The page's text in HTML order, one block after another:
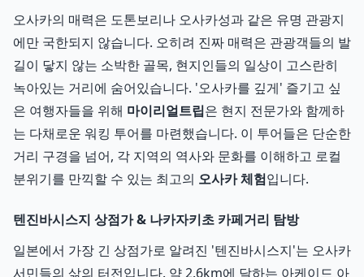
오사카의 매력은 도톤보리나 오사카성과 같은 유명 관광지
에만 국한되지 않습니다. 오히려 진짜 매력은 관광객들의 발
길이 닿지 않는 소박한 골목, 현지인들의 일상이 고스란히
녹아있는 거리에 숨어있습니다. '오사카를 깊게' 즐기고 싶
은 여행자들을 위해 마이리얼트립은 현지 전문가와 함께하
는 다채로운 워킹 투어를 마련했습니다. 이 투어들은 단순한
거리 구경을 넘어, 각 지역의 역사와 문화를 이해하고 로컬
분위기를 만끽할 수 있는 최고의 오사카 체험입니다.
텐진바시스지 상점가 & 나카자키초 카페거리 탐방
일본에서 가장 긴 상점가로 알려진 '텐진바시스지'는 오사카
서민들의 삶의 터전입니다. 약 2.6km에 달하는 아케이드 아